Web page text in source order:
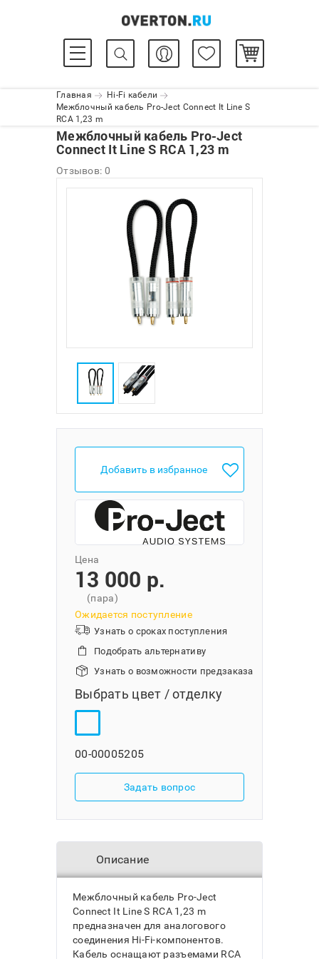
Главная
Hi-Fi кабели
Межблочный кабель Pro-Ject Connect It Line S
RCA 1,23 m
Межблочный кабель Pro-Ject
Connect It Line S RCA 1,23 m
Отзывов: 0
Добавить в избранное
Цена
13 000 p.
(пара)
Ожидается поступление
Узнать о сроках поступления
Подобрать альтернативу
Узнать о возможности предзаказа
Выбрать цвет / отделку
00-00005205
Задать вопрос
Описание
Межблочный кабель Pro-Ject
Connect It Line S RCA 1,23 m
предназначен для аналогового
соединения Hi-Fi-компонентов.
Кабель оснащают разъемами RCA